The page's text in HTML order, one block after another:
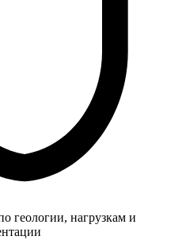
геологии, нагрузкам и